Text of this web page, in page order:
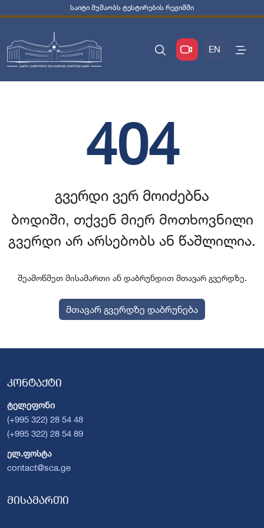
საიტი მუშაობს ტესტირების რეჟიმში
EN
404
გვერდი ვერ მოიძებნა
ბოდიში, თქვენ მიერ მოთხოვნილი
გვერდი არ არსებობს ან წაშლილია.
შეამოწმეთ მისამართი ან დაბრუნდით მთავარ გვერდზე.
მთავარ გვერდზე დაბრუნება
კონტაქტი
ტელეფონი
(+995 322) 28 54 48
(+995 322) 28 54 89
ელ.ფოსტა
contact@sca.ge
მისამართი